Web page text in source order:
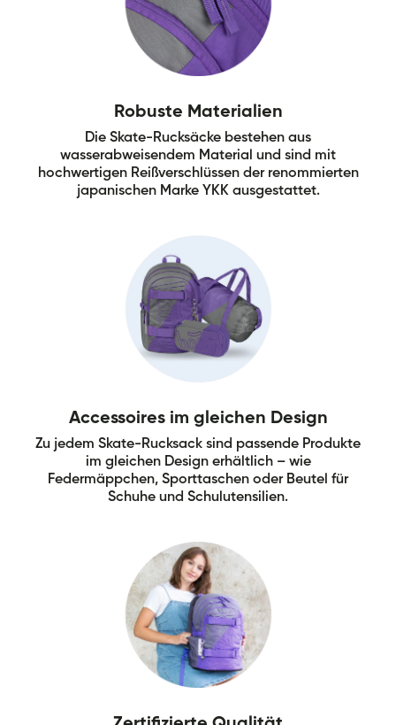
Robuste Materialien
Die Skate-Rucksäcke bestehen aus
wasserabweisendem Material und sind mit
hochwertigen Reißverschlüssen der renommierten
japanischen Marke YKK ausgestattet.
Accessoires im gleichen Design
Zu jedem Skate-Rucksack sind passende Produkte
im gleichen Design erhältlich – wie
Federmäppchen, Sporttaschen oder Beutel für
Schuhe und Schulutensilien.